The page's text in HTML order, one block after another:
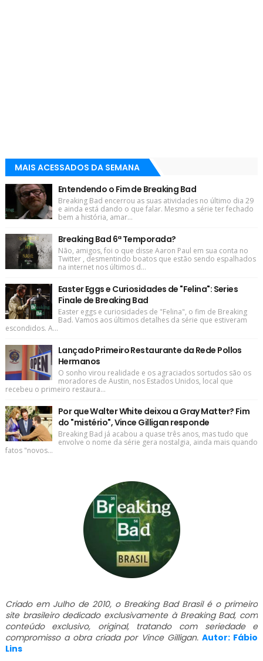
MAIS ACESSADOS DA SEMANA
Entendendo o Fim de Breaking Bad
Breaking Bad encerrou as suas atividades no último dia 29
e ainda está dando o que falar. Mesmo a série ter fechado
bem a história, amar...
Breaking Bad 6ª Temporada?
Não, amigos, foi o que disse Aaron Paul em sua conta no
Twitter , desmentindo boatos que estão sendo espalhados
na internet nos últimos d...
Easter Eggs e Curiosidades de "Felina": Series
Finale de Breaking Bad
Easter eggs e curiosidades de "Felina", o fim de Breaking
Bad. Vamos aos últimos detalhes da série que estiveram
escondidos. A...
Lançado Primeiro Restaurante da Rede Pollos
Hermanos
O sonho virou realidade e os agraciados sortudos são os
moradores de Austin, nos Estados Unidos, local que
recebeu o primeiro restaura...
Por que Walter White deixou a Gray Matter? Fim
do "mistério", Vince Gilligan responde
Breaking Bad já acabou a quase três anos, mas tudo que
envolve o nome da série gera nostalgia, ainda mais quando
fatos "novos...
Criado em Julho de 2010, o Breaking Bad Brasil é o primeiro
site brasileiro dedicado exclusivamente à Breaking Bad, com
conteúdo exclusivo, original, tratando com seriedade e
compromisso a obra criada por Vince Gilligan. Autor: Fábio
Lins